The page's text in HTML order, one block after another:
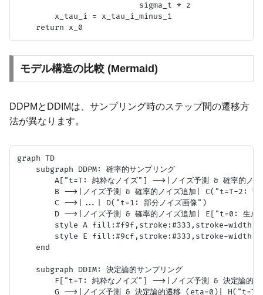
                          sigma_t * z
        x_tau_i = x_tau_i_minus_1
モデル構造の比較 (Mermaid)
DDPMとDDIMは、サンプリング時のステップ間の遷移方
法が異なります。
graph TD
    subgraph DDPM: 確率的サンプリング
A["t=T: 純粋なノイズ"] -->|ノイズ予測 & 確率的ノ
B -->|ノイズ予測 & 確率的ノイズ追加| C("t=T-2: 部
        C -->|...| D("t=1: 部分ノイズ画像")
D -->|ノイズ予測 & 確率的ノイズ追加| E["t=0: 生成
style A fill:#f9f,stroke:#333,stroke-
style E fill:#9cf,stroke:#333,stroke-
    end
    subgraph DDIM: 決定論的サンプリング
F["t=T: 純粋なノイズ"] -->|ノイズ予測 & 決定論的
G -->|ノイズ予測 & 決定論的遷移 (eta=0)| H("t=T-